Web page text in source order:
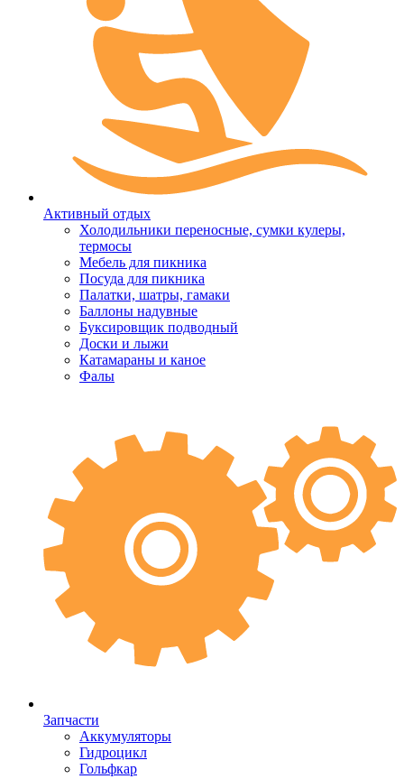
Активный отдых
Холодильники переносные, сумки кулеры,
термосы
Мебель для пикника
Посуда для пикника
Палатки, шатры, гамаки
Баллоны надувные
Буксировщик подводный
Доски и лыжи
Катамараны и каное
Фалы
Запчасти
Аккумуляторы
Гидроцикл
Гольфкар